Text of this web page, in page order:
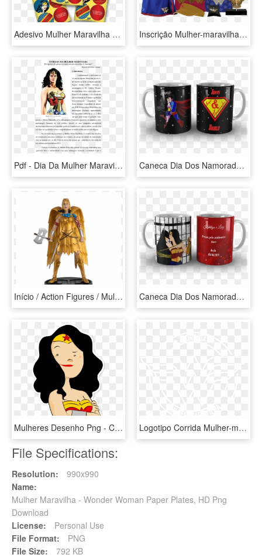
Adesivo Mulher Maravilha Lojas Brilhante - Adesivos Da Mulher Maravilha, HD Png Download Inscrição Mulher-maravilha 4k/8k - Corrida Mulher Maravilha Kit, HD Png Download
Pdf - Dia Da Mulher Maravilha, HD Png Download Caneca Dia Dos Namorados Superman E Mulher Maravilha - Coffee Cup, HD Png Download
Início / Action Figures / Mulher-maravilha Mythologies - Armadura De Ouro Mulher Maravilha, HD Png Download Caneca Dia Dos Namorados Batman E Mulher Maravilha - Caneca Mulher Maravilha Com Frase, HD Png Download
Mulheres Desenho Png - Cartão Mulher Maravilha, Transparent Png Logotipo Corrida Mulher-maravilha - All Visiting Card Design For Cctv Camera, HD Png Download
File Specifications:
Resolution:
990x990
Name:
Mulher Maravilha - Wonder Woman Paper Plates, HD Png
Download
License:
Personal Use
File Format:
PNG
File Size:
792 KB